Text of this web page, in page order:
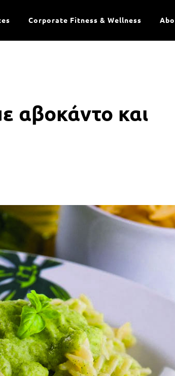
Corporate Fitness & Wellness
αβοκάντο και